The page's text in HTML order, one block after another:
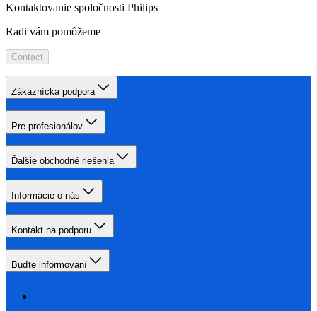
Kontaktovanie spoločnosti Philips
Radi vám pomôžeme
Contact
Zákaznícka podpora
Pre profesionálov
Ďalšie obchodné riešenia
Informácie o nás
Kontakt na podporu
Buďte informovaní